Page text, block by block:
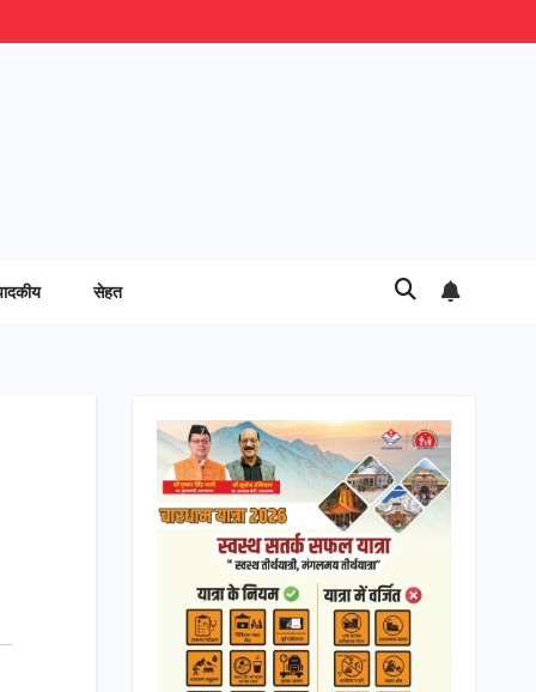
सेहत